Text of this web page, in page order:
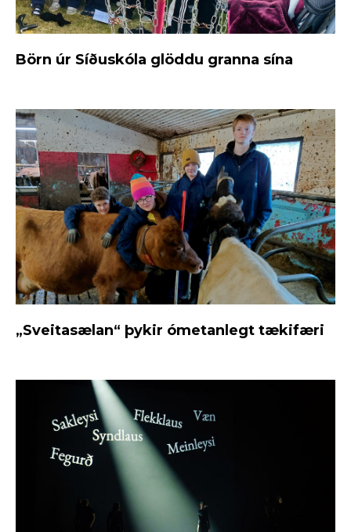
Börn úr Síðuskóla glöddu granna sína
„Sveitasælan“ þykir ómetanlegt tækifæri